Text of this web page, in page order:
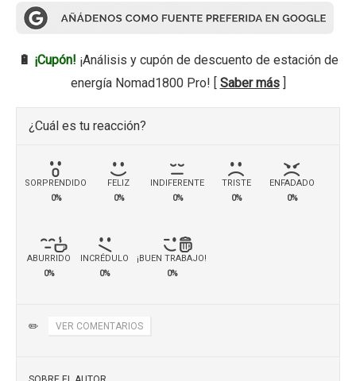
🔋 ¡Cupón! ¡Análisis y cupón de descuento de estación de
energía Nomad1800 Pro! [ Saber más]
¿Cuál es tu reacción?
SORPRENDIDO
0%
FELIZ
0%
INDIFERENTE
0%
TRISTE
0%
ENFADADO
0%
ABURRIDO
0%
INCRÉDULO
0%
¡BUEN TRABAJO!
0%
✏️ VER COMENTARIOS